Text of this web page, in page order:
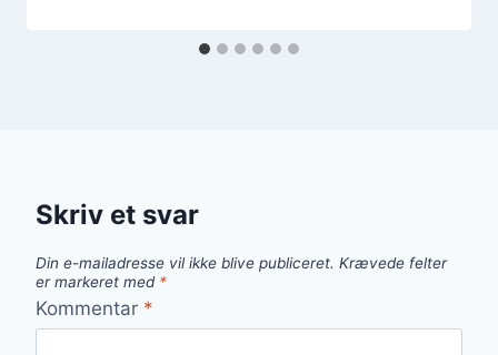
Skriv et svar
Din e-mailadresse vil ikke blive publiceret. Krævede felter
er markeret med *
Kommentar *